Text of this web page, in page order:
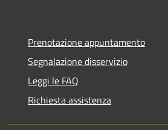
Prenotazione appuntamento
Segnalazione disservizio
Leggi le FAQ
Richiesta assistenza